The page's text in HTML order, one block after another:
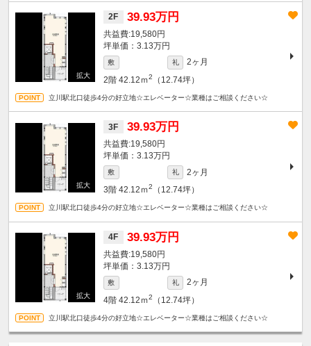
2F 39.93万円
19,580円
坪単価：3.13万円
敷 礼
2ヶ月
2階 42.12ｍ2 （12.74坪）
立川駅北口徒歩4分の好立地☆エレベーター☆業種はご相談ください☆
3F 39.93万円
19,580円
坪単価：3.13万円
敷 礼
2ヶ月
3階 42.12ｍ2 （12.74坪）
立川駅北口徒歩4分の好立地☆エレベーター☆業種はご相談ください☆
4F 39.93万円
19,580円
坪単価：3.13万円
敷 礼
2ヶ月
4階 42.12ｍ2 （12.74坪）
立川駅北口徒歩4分の好立地☆エレベーター☆業種はご相談ください☆